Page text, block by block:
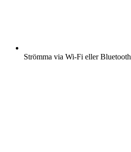
Strömma via Wi-Fi eller Bluetooth